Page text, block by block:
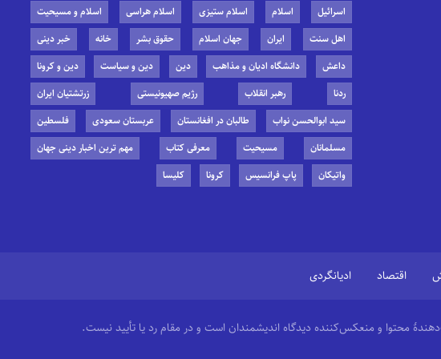
اسرائیل
اسلام اسلام ستیزی اسلام هراسی
اسلام و مسیحیت
اهل سنت
ایران جهان اسلام حقوق بشر خانه
خبر دینی
داعش
دانشگاه ادیان و مذاهب دین دین و سیاست
دین و کرونا
ردنا
رهبر انقلاب رژیم صهیونیستی
زرتشتیان ایران
سید ابوالحسن نواب
طالبان در افغانستان عربستان سعودی
فلسطین
مسلمانان
مسیحیت معرفی کتاب
مهم ترین اخبار دینی جهان
واتیکان
پاپ فرانسیس کرونا کلیسا
اقتصاد ادیانگردی
محتوا و منعکس‌کننده دیدگاه اندیشمندان است و در مقام رد یا تأیید نیست.